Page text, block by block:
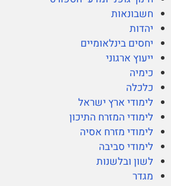
חשבונאות
יהדות
יחסים בינלאומיים
ייעוץ ארגוני
כימיה
כלכלה
לימודי ארץ ישראל
לימודי המזרח התיכון
לימודי מזרח אסיה
לימודי סביבה
לשון ובלשנות
מגדר